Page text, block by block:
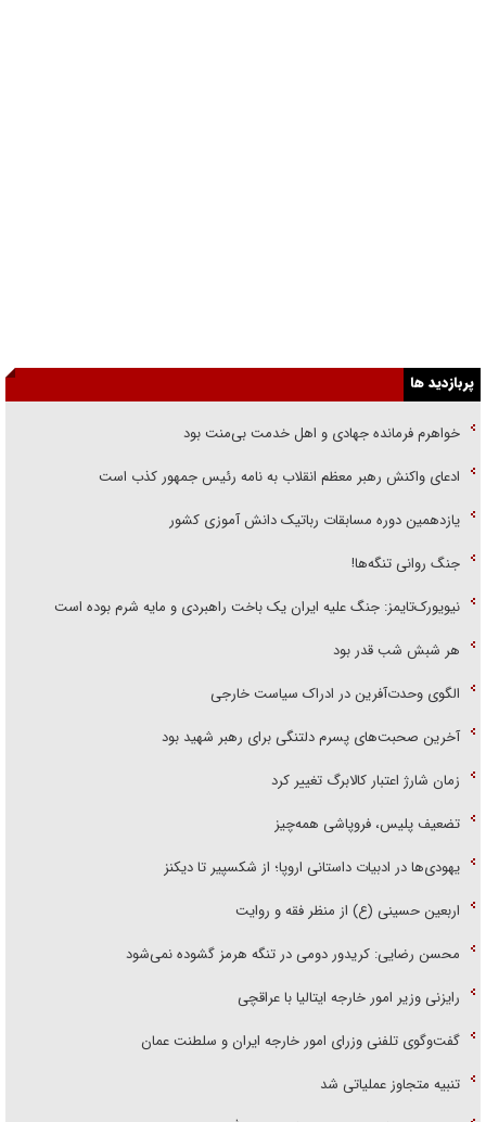
پربازدید ها
خواهرم فرمانده جهادی و اهل خدمت بی‌منت بود
ادعای واکنش رهبر معظم انقلاب به نامه رئیس جمهور کذب است
یازدهمین دوره مسابقات رباتیک دانش آموزی کشور
جنگ روانی تنگه‌ها!
نیویورک‌تایمز: جنگ علیه ایران یک باخت راهبردی و مایه شرم بوده است
هر شبش شب قدر بود
الگوی وحدت‌آفرین در ادراک سیاست خارجی
آخرین صحبت‌های پسرم دلتنگی برای رهبر شهید بود
زمان شارژ اعتبار کالابرگ تغییر کرد
تضعیف پلیس، فروپاشی همه‌چیز
یهودی‌ها در ادبیات داستانی اروپا؛ از شکسپیر تا دیکنز
اربعین حسینی (ع) از منظر فقه و روایت
محسن رضایی: کریدور دومی در تنگه هرمز گشوده نمی‌شود
رایزنی وزیر امور خارجه ایتالیا با عراقچی
گفت‌وگوی تلفنی وزرای امور خارجه ایران و سلطنت عمان
تنبیه متجاوز عملیاتی شد